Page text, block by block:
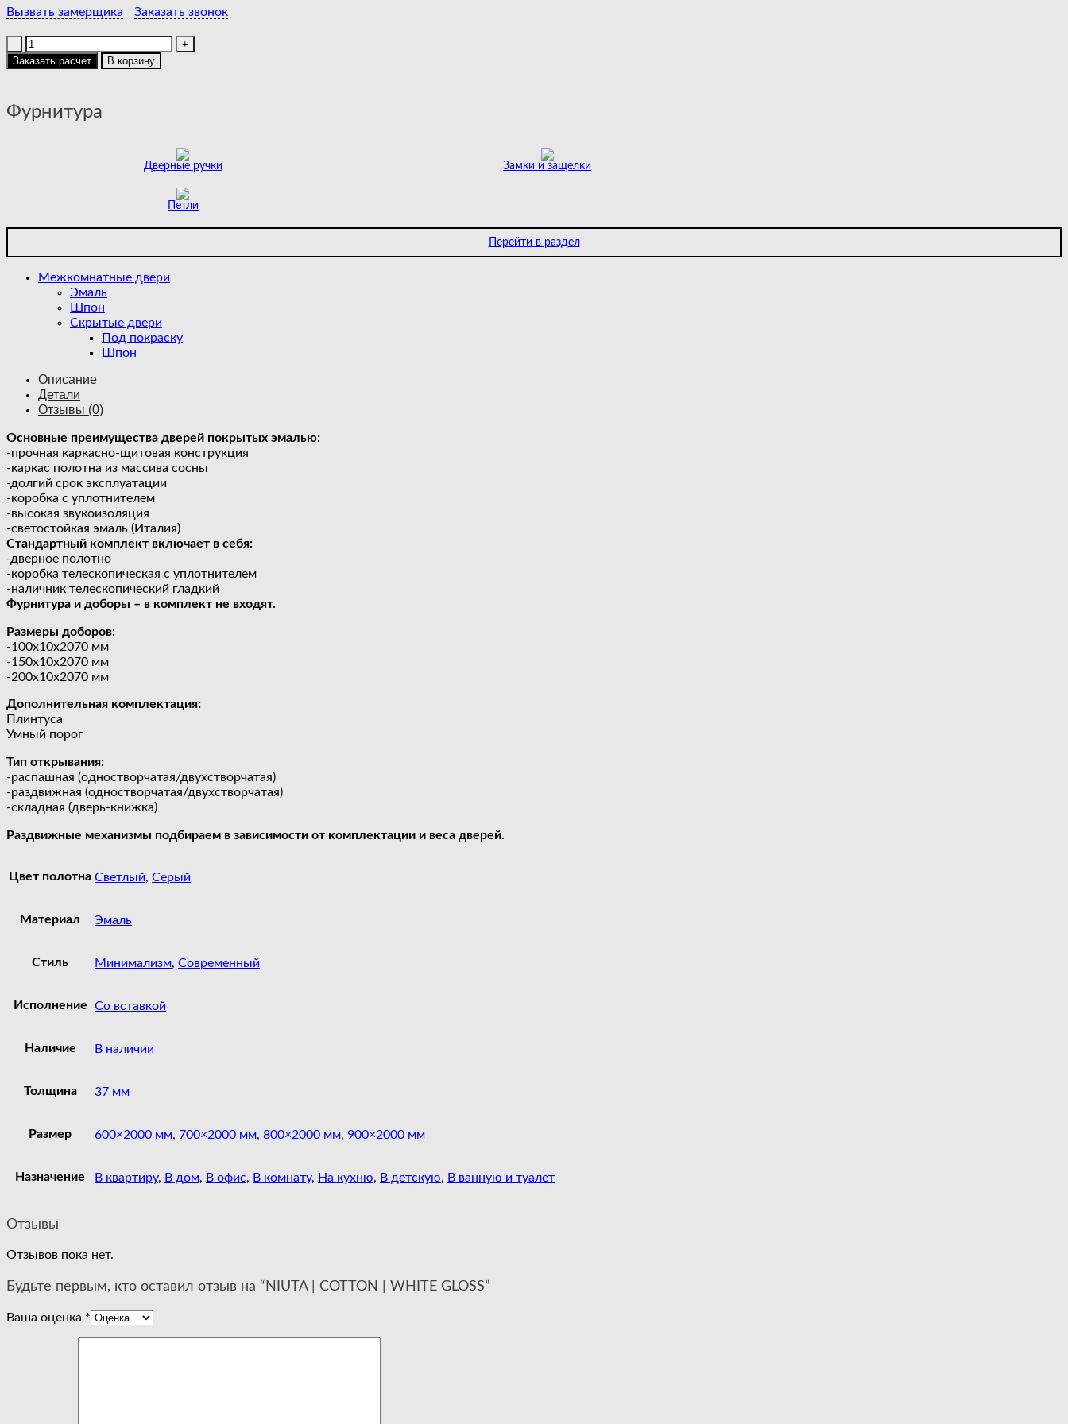
Вызвать замерщика Заказать звонок
Количество
товара
NIUTA
|
Заказать расчет В корзину
Фурнитура
Дверные ручки Замки и защелки
Петли
Перейти в раздел
Межкомнатные двери
Эмаль
Шпон
Скрытые двери
Под покраску
Шпон
Описание
Детали
Отзывы (0)
Основные преимущества дверей покрытых эмалью:
-прочная каркасно-щитовая конструкция
-каркас полотна из массива сосны
-долгий срок эксплуатации
-коробка с уплотнителем
-высокая звукоизоляция
-светостойкая эмаль (Италия)
Стандартный комплект включает в себя:
-дверное полотно
-коробка телескопическая с уплотнителем
-наличник телескопический гладкий
Фурнитура и доборы – в комплект не входят.
Размеры доборов:
-100х10х2070 мм
-150х10х2070 мм
-200х10х2070 мм
Дополнительная комплектация:
Плинтуса
Умный порог
Тип открывания:
-распашная (одностворчатая/двухстворчатая)
-раздвижная (одностворчатая/двухстворчатая)
-складная (дверь-книжка)
Раздвижные механизмы подбираем в зависимости от комплектации и веса дверей.
Цвет полотна Светлый, Серый
Материал Эмаль
Стиль Минимализм, Современный
Исполнение Со вставкой
Наличие В наличии
Толщина 37 мм
Размер 600×2000 мм, 700×2000 мм, 800×2000 мм, 900×2000 мм
Назначение В квартиру, В дом, В офис, В комнату, На кухню, В детскую, В ванную и туалет
Отзывы
Отзывов пока нет.
Будьте первым, кто оставил отзыв на “NIUTA | COTTON | WHITE GLOSS”
Ваша оценка *